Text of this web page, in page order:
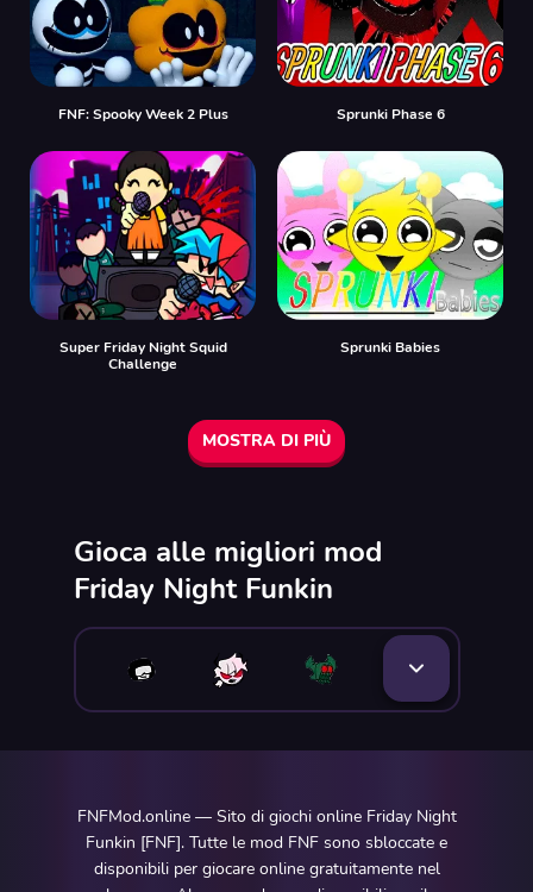
FNF: Spooky Week 2 Plus Sprunki Phase 6
Super Friday Night Squid
Challenge
Sprunki Babies
MOSTRA DI PIÙ
Gioca alle migliori mod
Friday Night Funkin
FNFMod.online — Sito di giochi online Friday Night
Funkin [FNF]. Tutte le mod FNF sono sbloccate e
disponibili per giocare online gratuitamente nel